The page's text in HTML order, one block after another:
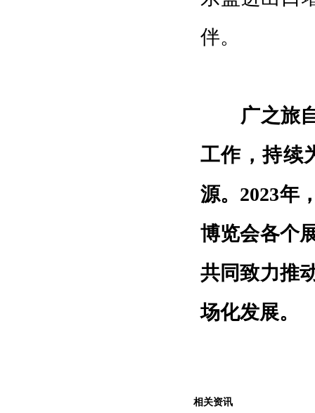
伴。
广之旅自
工作，持续
源。2023年
博览会各个
共同致力推
场化发展。
相关资讯